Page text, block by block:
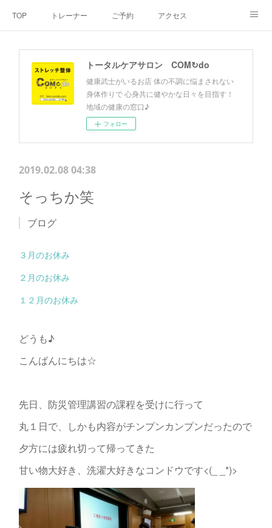
TOP トレーナー ご予約 アクセス
お客様の声
トータルケアサロン COM↻do
健康武士がいるお店 体の不調に悩まされない
身体作りで 心身共に健やかな日々を目指す！
地域の健康の窓口♪
フォロー
2019.02.08 04:38
そっちか笑
ブログ
３月のお休み
２月のお休み
１２月のお休み
どうも♪
こんばんにちは☆
先日、防災管理講習の課程を受けに行って
丸１日で、しかも内容がチンプンカンプンだったので
夕方には疲れ切って帰ってきた
甘い物大好き、洗濯大好きなコンドウです<(_ _*)>